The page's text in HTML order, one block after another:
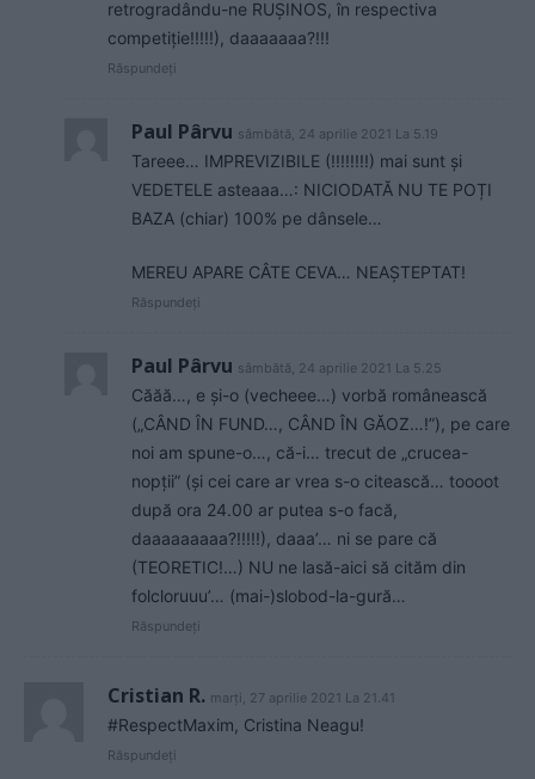
retrogradându-ne RUȘINOS, în respectiva
competiție!!!!!), daaaaaaa?!!!
Răspundeți
Paul Pârvu sâmbătă, 24 aprilie 2021 La 5.19
Tareee… IMPREVIZIBILE (!!!!!!!!) mai sunt și
VEDETELE asteaaa…: NICIODATĂ NU TE POȚI
BAZA (chiar) 100% pe dânsele…
MEREU APARE CÂTE CEVA… NEAȘTEPTAT!
Răspundeți
Paul Pârvu sâmbătă, 24 aprilie 2021 La 5.25
Căăă…, e și-o (vecheee…) vorbă românească
(„CÂND ÎN FUND…, CÂND ÎN GĂOZ…!”), pe care
noi am spune-o…, că-i… trecut de „crucea-
nopții” (și cei care ar vrea s-o citească… toooot
după ora 24.00 ar putea s-o facă,
daaaaaaaaa?!!!!!), daaa’… ni se pare că
(TEORETIC!…) NU ne lasă-aici să cităm din
folcloruuu’… (mai-)slobod-la-gură…
Răspundeți
Cristian R. marți, 27 aprilie 2021 La 21.41
#RespectMaxim, Cristina Neagu!
Răspundeți